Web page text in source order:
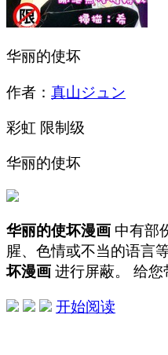
华丽的使坏
作者： 真山ジュン
彩虹 限制级
华丽的使坏
华丽的使坏漫画 中有部
腥、色情或不当的语言
坏漫画 进行屏蔽。 给您
开始阅读